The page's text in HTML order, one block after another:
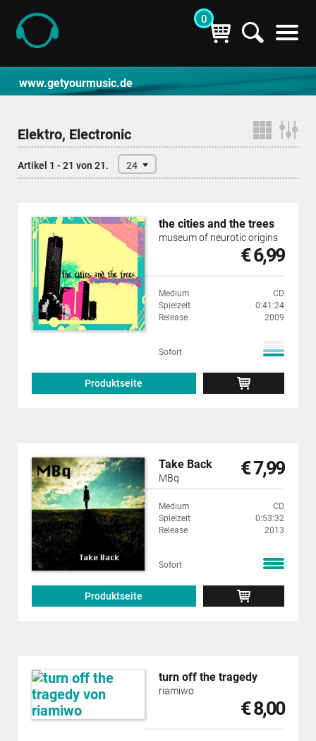
0
www.getyourmusic.de
Elektro, Electronic
Artikel 1 - 21 von 21. 24
the cities and the trees
museum of neurotic origins
€ 6,99
Medium
CD
Spielzeit
0:41:24
Release
2009
Sofort
Produktseite
Take Back
MBq € 7,99
Medium
CD
Spielzeit
0:53:32
Release
2013
Sofort
Produktseite
turn off the tragedy
riamiwo
€ 8,00